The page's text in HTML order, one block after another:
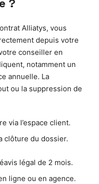
?
Alliatys, vous
depuis votre
conseiller en
notamment un
annuelle. La
ou la suppression de
via l’espace client.
clôture du dossier.
légal de 2 mois.
ligne ou en agence.